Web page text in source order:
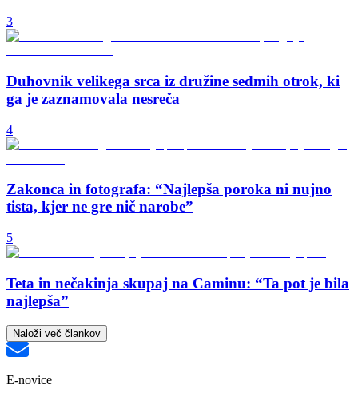
3
Duhovnik velikega srca iz družine sedmih otrok, ki
ga je zaznamovala nesreča
4
Zakonca in fotografa: “Najlepša poroka ni nujno
tista, kjer ne gre nič narobe”
5
Teta in nečakinja skupaj na Caminu: “Ta pot je bila
najlepša”
Naloži več člankov
E-novice